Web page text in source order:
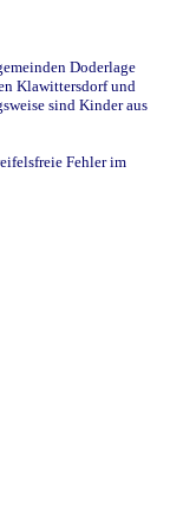
Doderlage
Klawittersdorf und
sind Kinder aus
Fehler im